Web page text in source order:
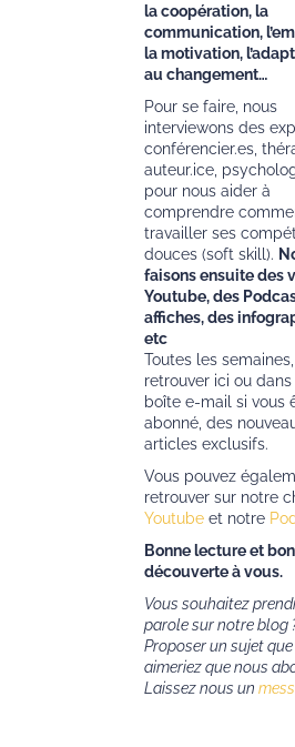
la coopération, la
communication,
la motivation,
au changement…
Pour se faire, nous
interviewons des
conférencier.es,
auteur.ice,
pour nous aider à
comprendre
travailler ses
douces (soft skill).
faisons ensuite des
Youtube, des
affiches, des
etc
Toutes les semaines,
retrouver ici ou
boîte e-mail si vous
abonné, des
articles exclusifs.
Vous pouvez
retrouver sur notre
Youtube et notre
Bonne lecture et
découverte à vous.
Vous souhaitez
parole sur notre blog
Proposer un sujet
aimeriez que nous
Laissez nous un